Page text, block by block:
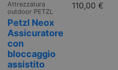
Attrezzatura
outdoor PETZL
Petzl Neox
Assicuratore
con
bloccaggio
assistito
110,00 €